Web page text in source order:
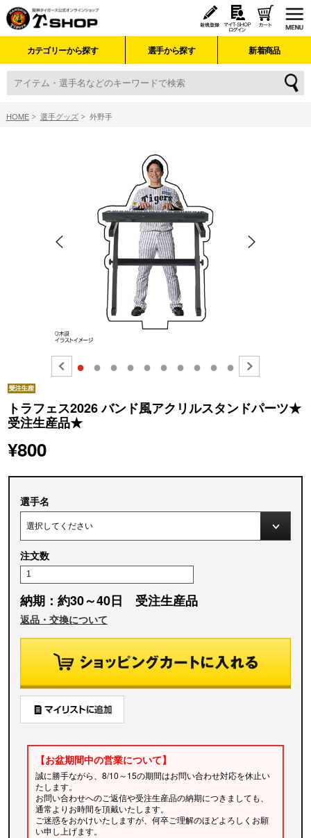
カテゴリーから探す 選手から探す 新着商品
HOME 選手グッズ 外野手
● ● ● ● ● ● ● ● ● ●
トラフェス2026 バンド風アクリルスタンドパーツ★
受注生産品★
¥800
選手名
注文数
納期：約30～40日 受注生産品
返品・交換について
【お盆期間中の営業について】
誠に勝手ながら、8/10～15の期間はお問い合わせ対応を休止い
たします。
お問い合わせへのご返信や受注生産品の納期につきましても、
通常よりお時間を頂戴いたします。
ご迷惑をおかけいたしますが、何卒ご理解のほどよろしくお願
い申し上げます。